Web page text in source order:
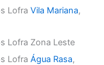
LofraVila Mariana,
Lofra Zona Leste
LofraÁgua Rasa,